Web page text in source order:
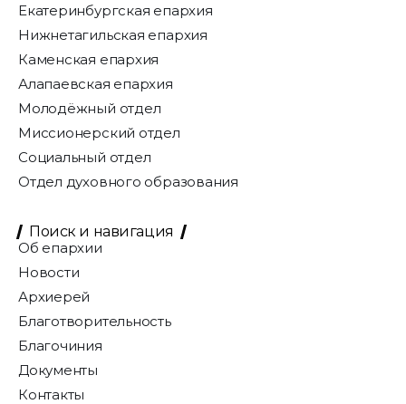
Екатеринбургская епархия
Нижнетагильская епархия
Каменская епархия
Алапаевская епархия
Молодёжный отдел
Миссионерский отдел
Социальный отдел
Отдел духовного образования
Поиск и навигация
Об епархии
Новости
Архиерей
Благотворительность
Благочиния
Документы
Контакты